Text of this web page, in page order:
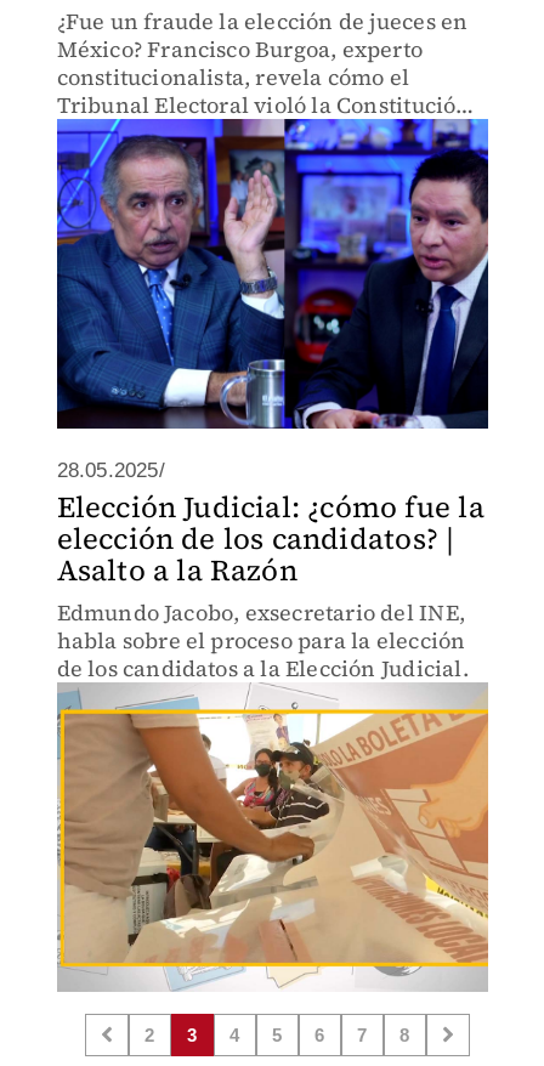
¿Fue un fraude la elección de jueces en
México? Francisco Burgoa, experto
constitucionalista, revela cómo el
Tribunal Electoral violó la Constitución
al incluir candidatos del Poder Judicial
sin evaluación.
28.05.2025/
Elección Judicial: ¿cómo fue la
elección de los candidatos? |
Asalto a la Razón
Edmundo Jacobo, exsecretario del INE,
habla sobre el proceso para la elección
de los candidatos a la Elección Judicial.
2 3 4 5 6 7 8